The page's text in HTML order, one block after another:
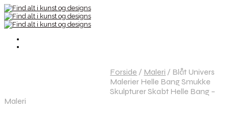
Forside / Maleri / Blåt Univers
Malerier Helle Bang Smukke
Skulpturer Skabt Helle Bang –
Maleri